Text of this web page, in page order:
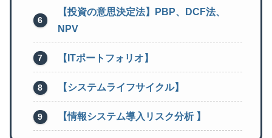
【投資の意思決定法】PBP、DCF法、
NPV
【ITポートフォリオ】
【システムライフサイクル】
【情報システム導入リスク分析 】